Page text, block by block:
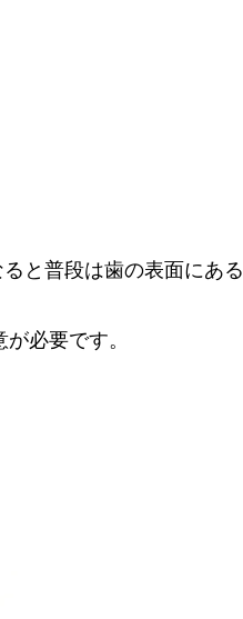
と普段は歯の表面にある
必要です。